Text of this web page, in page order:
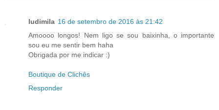
ludimila 16 de setembro de 2016 às 21:42
Amoooo longos! Nem ligo se sou baixinha, o importante
sou eu me sentir bem haha
Obrigada por me indicar :)
Boutique de Clichês
Responder